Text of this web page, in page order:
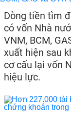
Dòng tiền tìm
có vốn Nhà
VNM, BCM,
xuất hiện sau
cơ cấu lại vốn
hiệu lực.